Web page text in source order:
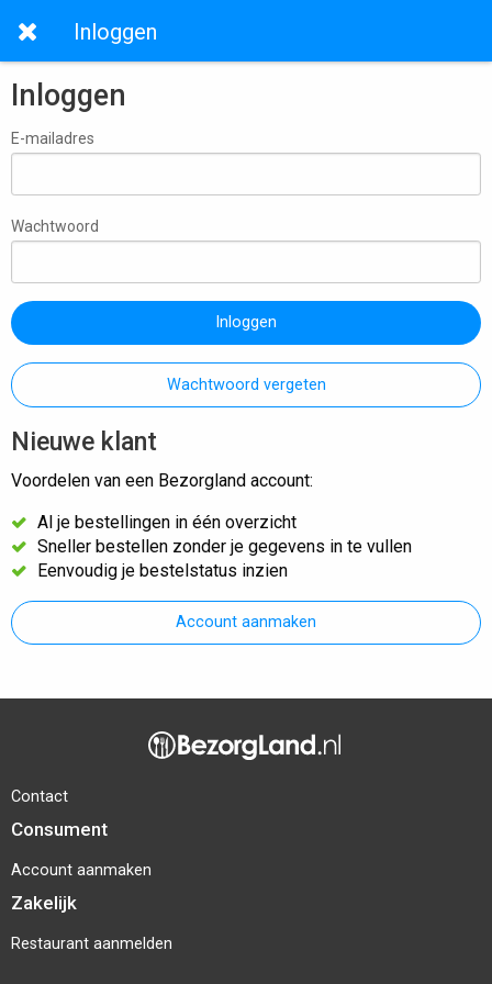
Inloggen
Inloggen
E-mailadres
Wachtwoord
Inloggen
Wachtwoord vergeten
Nieuwe klant
Voordelen van een Bezorgland account:
Al je bestellingen in één overzicht
Sneller bestellen zonder je gegevens in te vullen
Eenvoudig je bestelstatus inzien
Account aanmaken
Contact
Consument
Account aanmaken
Zakelijk
Restaurant aanmelden